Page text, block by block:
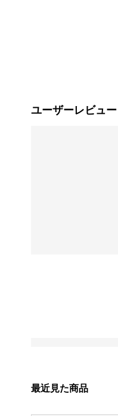
ユーザーレビュー
最近見た商品